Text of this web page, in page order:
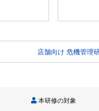
店舗向け 危機管理
本研修の対象